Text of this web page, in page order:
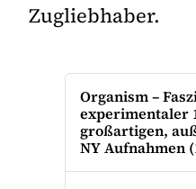
Zugliebhaber.
Organism –
experimentaler
großartigen,
NY Aufnahmen